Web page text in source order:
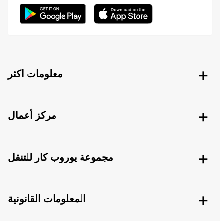
معلومات اكثر
مركز أعمال
مجموعة يوروب كار للتنقل
المعلومات القانونية